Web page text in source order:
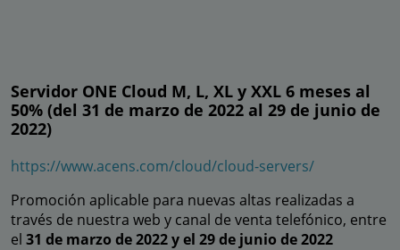
Servidor ONE Cloud M, L, XL y XXL 6 meses al
50% (del 31 de marzo de 2022 al 29 de junio de
2022)
https://www.acens.com/cloud/cloud-servers/
Promoción aplicable para nuevas altas realizadas a
través de nuestra web y canal de venta telefónico, entre
el 31 de marzo de 2022 y el 29 de junio de 2022